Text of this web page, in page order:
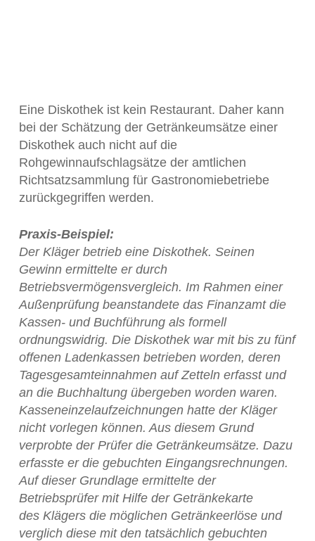
Eine Diskothek ist kein Restaurant. Daher kann
bei der Schätzung der Getränkeumsätze einer
Diskothek auch nicht auf die
Rohgewinnaufschlagsätze der amtlichen
Richtsatzsammlung für Gastronomiebetriebe
zurückgegriffen werden.
Praxis-Beispiel:
Der Kläger betrieb eine Diskothek. Seinen
Gewinn ermittelte er durch
Betriebsvermögensvergleich. Im Rahmen einer
Außenprüfung beanstandete das Finanzamt die
Kassen- und Buchführung als formell
ordnungswidrig. Die Diskothek war mit bis zu fünf
offenen Ladenkassen betrieben worden, deren
Tagesgesamteinnahmen auf Zetteln erfasst und
an die Buchhaltung übergeben worden waren.
Kasseneinzelaufzeichnungen hatte der Kläger
nicht vorlegen können. Aus diesem Grund
verprobte der Prüfer die Getränkeumsätze. Dazu
erfasste er die gebuchten Eingangsrechnungen.
Auf dieser Grundlage ermittelte der
Betriebsprüfer mit Hilfe der Getränkekarte
des Klägers die möglichen Getränkeerlöse und
verglich diese mit den tatsächlich gebuchten